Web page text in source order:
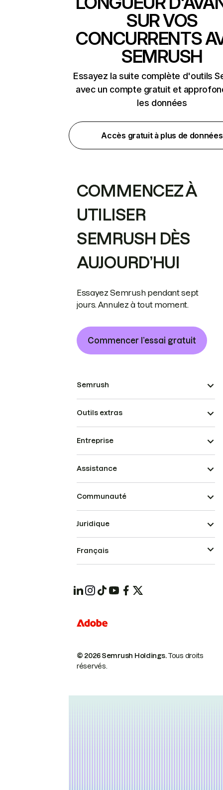
SUR VOS
CONCURRENTS
SEMRUSH
Essayez la suite complète d'outils
avec un compte gratuit et
les données
Accès gratuit à plus de données
COMMENCEZ À
UTILISER
SEMRUSH DÈS
AUJOURD’HUI
Essayez Semrush pendant sept
jours. Annulez à tout moment.
Commencer l’essai gratuit
Semrush
Outils extras
Entreprise
Assistance
Communauté
© 2026 Semrush Holdings.Tous droits
réservés.
Juridique
Français